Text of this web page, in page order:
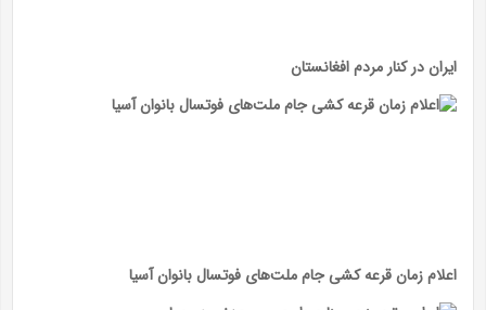
ایران در کنار مردم افغانستان
اعلام زمان قرعه کشی جام ملت‌های فوتسال بانوان آسیا